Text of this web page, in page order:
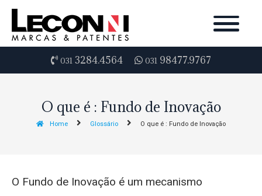
031 3284.4564 031 98477.9767
O que é : Fundo de Inovação
Home Glossário O que é : Fundo de Inovação
O Fundo de Inovação é um mecanismo